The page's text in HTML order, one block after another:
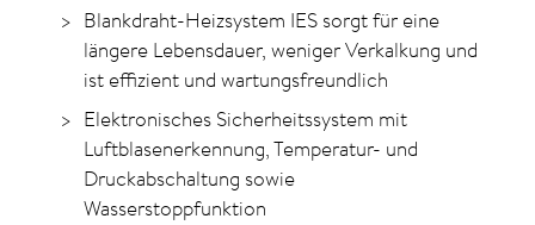
Blankdraht-Heizsystem IES sorgt für eine
längere Lebensdauer, weniger Verkalkung und
ist effizient und wartungsfreundlich
Elektronisches Sicherheitssystem mit
Luftblasenerkennung, Temperatur- und
Druckabschaltung sowie
Wasserstoppfunktion